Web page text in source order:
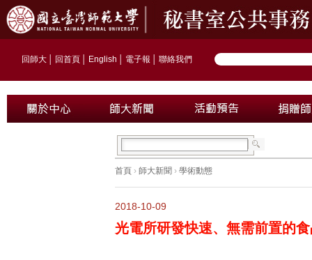
回師大 回首頁 English 電子報 聯絡我們
首頁 › 師大新聞 › 學術動態
2018-10-09
光電所研發快速、無需前置的